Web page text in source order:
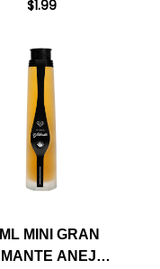
$1.99
MINI GRAN
ANEJO